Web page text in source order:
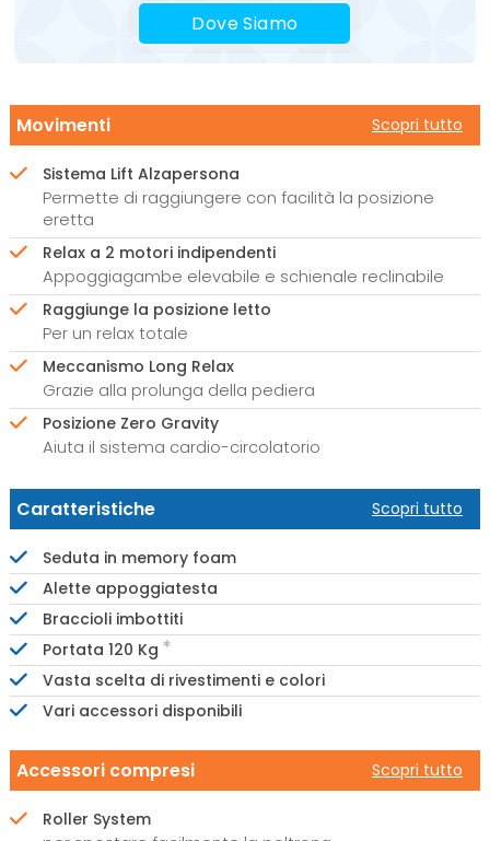
Dove Siamo
Movimenti Scopri tutto
Sistema Lift Alzapersona
Permette di raggiungere con facilità la posizione
eretta
Relax a 2 motori indipendenti
Appoggiagambe elevabile e schienale reclinabile
Raggiunge la posizione letto
Per un relax totale
Meccanismo Long Relax
Grazie alla prolunga della pediera
Posizione Zero Gravity
Aiuta il sistema cardio-circolatorio
Caratteristiche Scopri tutto
Seduta in memory foam
Alette appoggiatesta
Braccioli imbottiti
Portata 120 Kg
Vasta scelta di rivestimenti e colori
Vari accessori disponibili
Accessori compresi Scopri tutto
Roller System